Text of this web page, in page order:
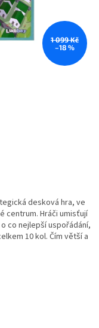
1 099 Kč
–18 %
desková hra, ve
centrum. Hráči umisťují
co nejlepší uspořádání,
10 kol. Čím větší a